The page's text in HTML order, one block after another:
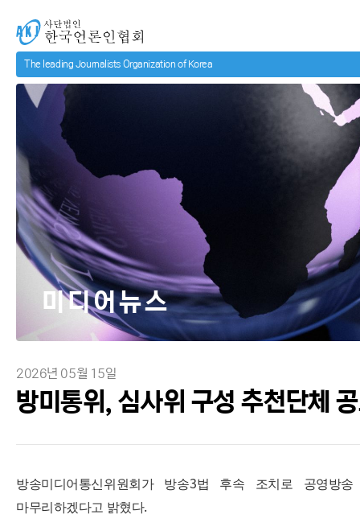
사단법인 한국언론인협회
2026년 05월 15일
방미통위, 심사위 구성 추천단체
미디어뉴스
방송미디어통신위원회가 방송3법 후속 조치로 공영방
마무리하겠다고 밝혔다.